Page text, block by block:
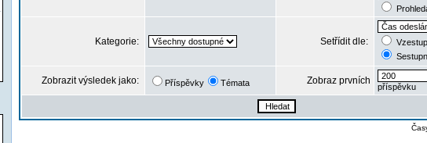
Kategorie: Setřídit dle:
Zobrazit výsledek jako: Příspěvky Témata Zobraz prvních
příspěvku